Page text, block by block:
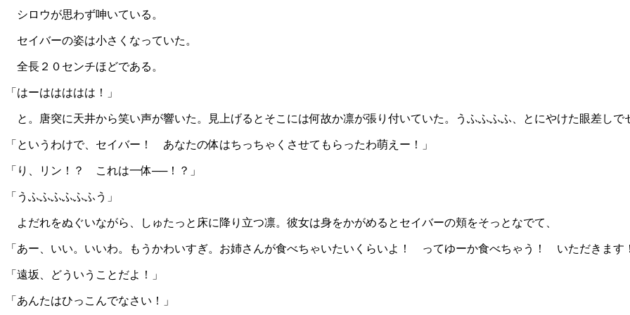
シロウが思わず呻いている。
セイバーの姿は小さくなっていた。
全長２０センチほどである。
「はーははははは！」
と。唐突に天井から笑い声が響いた。見上げるとそこには何故か凛が張り付いていた。うふふふふ、とにやけた眼差しで
「というわけで、セイバー！ あなたの体はちっちゃくさせてもらったわ萌えー！」
「り、リン！？ これは一体──！？」
「うふふふふふふう」
よだれをぬぐいながら、しゅたっと床に降り立つ凛。彼女は身をかがめるとセイバーの頬をそっとなでて、
「あー、いい。いいわ。もうかわいすぎ。お姉さんが食べちゃいたいくらいよ！ ってゆーか食べちゃう！ いただきます
「遠坂、どういうことだよ！」
「あんたはひっこんでなさい！」